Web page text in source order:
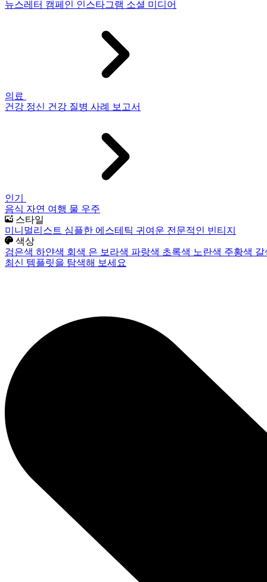
뉴스레터 캠페인 인스타그램 소셜 미디어
의료
건강 정신 건강 질병 사례 보고서
인기
음식 자연 여행 물 우주
스타일
미니멀리스트 심플한 에스테틱 귀여운 전문적인 빈티지
색상
검은색 하얀색 회색 은 보라색 파랑색 초록색 노란색 주황색
최신 템플릿을 탐색해 보세요